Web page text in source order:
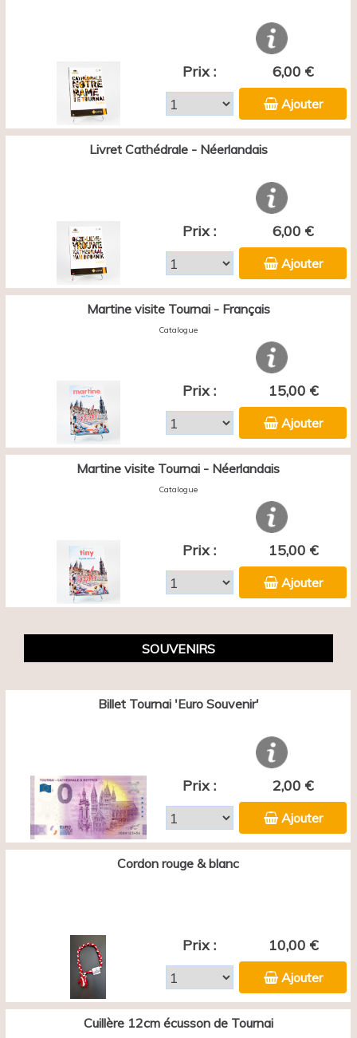
Prix : 6,00 €
Ajouter
Livret Cathédrale - Néerlandais
Prix : 6,00 €
Ajouter
Martine visite Tournai - Français
Catalogue
Prix : 15,00 €
Ajouter
Martine visite Tournai - Néerlandais
Catalogue
Prix : 15,00 €
Ajouter
SOUVENIRS
Billet Tournai 'Euro Souvenir'
Prix : 2,00 €
Ajouter
Cordon rouge & blanc
Prix : 10,00 €
Ajouter
Cuillère 12cm écusson de Tournai